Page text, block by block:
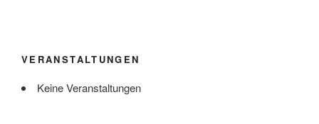
VERANSTALTUNGEN
Keine Veranstaltungen